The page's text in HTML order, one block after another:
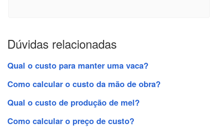
Dúvidas relacionadas
Qual o custo para manter uma vaca?
Como calcular o custo da mão de obra?
Qual o custo de produção de mel?
Como calcular o preço de custo?